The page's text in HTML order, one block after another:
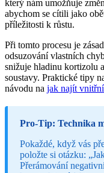
který nám umožňuje
abychom se cítili jako
příležitosti k růstu.
Při tomto procesu je
odsuzování vlastních
snižuje hladinu kortizolu
soustavy. Praktické tipy
návodu na jak najít
Pro-Tip: Technika
Pokaždé, když vás
položte si otázku:
Přerámování